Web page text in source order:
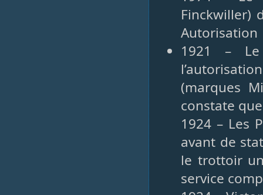
Finckwiller)
Autorisation
1921 –
(marques
constate
1924 – Les
avant de
le trottoir
service